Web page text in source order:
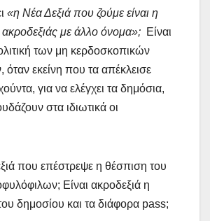
«η Νέα Δεξιά που ζούμε είναι η
με άλλο όνομα»; Είναι
των μη κερδοσκοπικών
εκείνη που τα απέκλεισε
για να ελέγχει τα δημόσια,
στα ιδιωτικά οι
που επέστρεψε η θέσπιση του
Είναι ακροδεξιά η
δημοσίου και τα διάφορα pass;